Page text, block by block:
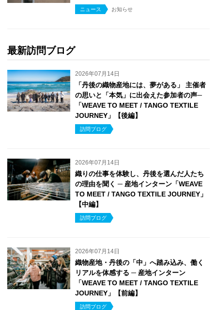
ニュース お知らせ
最新訪問ブログ
2026年07月14日
「丹後の織物産地には、夢がある」 主催者
の思いと「本気」に出会えた参加者の声─
「WEAVE TO MEET / TANGO TEXTILE
JOURNEY」【後編】
訪問ブログ
2026年07月14日
織りの仕事を体験し、丹後を選んだ人たち
の理由を聞く ─ 産地インターン「WEAVE
TO MEET / TANGO TEXTILE JOURNEY」
【中編】
訪問ブログ
2026年07月14日
織物産地・丹後の「中」へ踏み込み、働く
リアルを体感する ─ 産地インターン
「WEAVE TO MEET / TANGO TEXTILE
JOURNEY」【前編】
訪問ブログ